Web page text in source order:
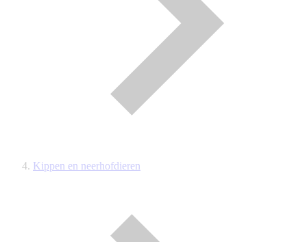
Kippen en neerhofdieren